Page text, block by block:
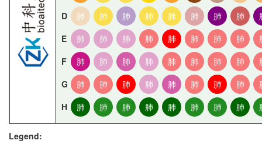
D
肺 肺 肺 肺 肺 肺 肺 肺
E
肺 肺 肺 肺 肺 肺 肺 肺
F
肺 肺 肺 肺 肺 肺 肺 肺
G
肺 肺 肺 肺 肺 肺 肺 肺
H
肺 肺 肺 肺 肺 肺 肺 肺
Legend: